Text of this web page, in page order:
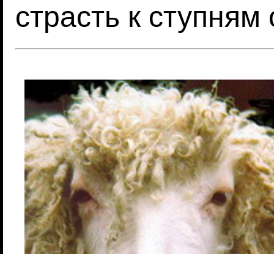
страсть к ступням